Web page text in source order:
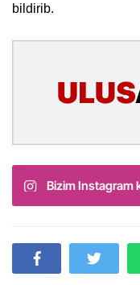
bildirib.
Bizim Instagram